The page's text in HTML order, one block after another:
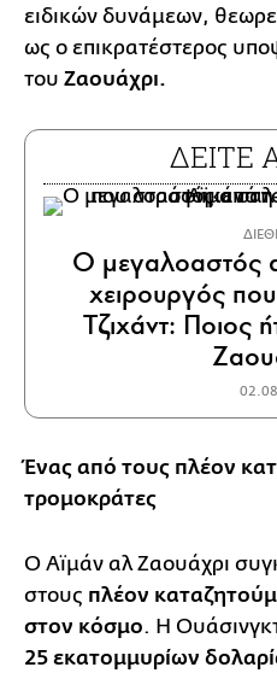
ειδικών δυνάμεων,
ως ο επικρατέστερος
του Ζαουάχρι.
ΔΕΙΤΕ
Ο μεγαλοαστός
χειρουργός
Τζιχάντ: Ποιος
Ένας από τους πλέον
τρομοκράτες
Ο Αϊμάν αλ Ζαουάχρι
στους πλέον
στον κόσμο. Η
25 εκατομμυρίων